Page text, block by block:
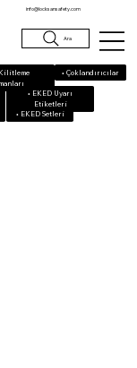
info@locksansafety.com
Ara
Kilitleme
• Çoklandırıcılar
• EKED Uyarı
Etiketleri
• EKED Setleri